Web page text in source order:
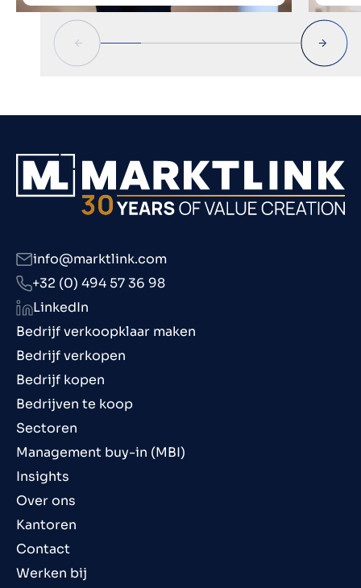
Bedrijf verkoopklaar maken
Bedrijf verkopen
Bedrijf kopen
Bedrijven te koop
Sectoren
Management buy-in (MBI)
Insights
Over ons
Kantoren
Contact
Werken bij
info@marktlink.com
+32 (0) 494 57 36 98
LinkedIn